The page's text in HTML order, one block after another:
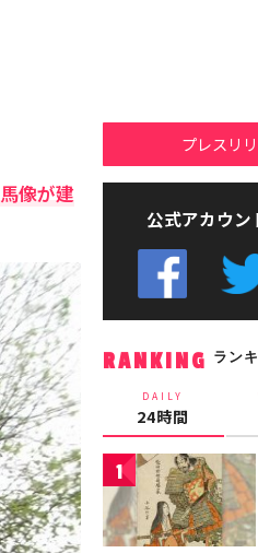
像が建
プレスリ
公式アカウン
RANKING ラン
DAILY
24時間
1